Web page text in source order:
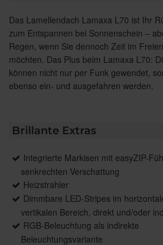
Das Lamellendach Lamaxa L70 ist Ihr
zum Entspannen bei Sonnenschein –
Regen, wenn Sie dennoch Zeit im
möchten. Das Plus beim Lamaxa L70:
können nicht nur per Funk gewendet,
ebenso ein- und ausgefahren werden.
Brillante Extras
Integrierte Markisen mit easyZIP-
senkrechten Verschattung
Heizstrahler
Dimmbare LED-Stripes im
vertikalen Bereich, direkt und/oder
RGB-Beleuchtung als indirekte
Beleuchtungsvariante